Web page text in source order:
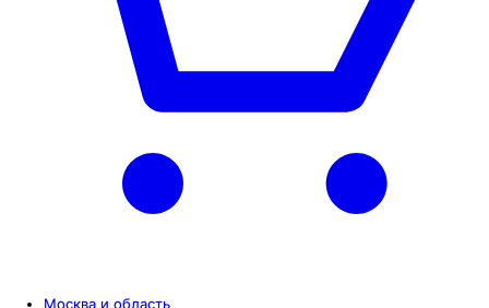
Москва и область